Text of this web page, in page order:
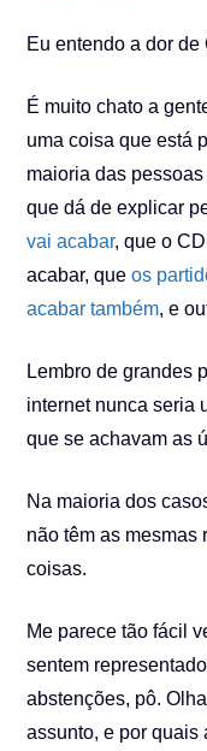
Eu entendo a dor de
É muito chato a
uma coisa que está
maioria das
que dá de explicar
vai acabar, que o
acabar, queos
acabar também, e
Lembro de grandes
internet nunca seria
que se achavam as
Na maioria dos
não têm as mesmas
coisas.
Me parece tão fácil
sentem
abstenções, pô.
assunto, e por quais